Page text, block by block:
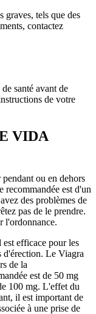
graves, tels que des
contactez
santé avant de
de votre
VIDA
ou en dehors
recommandée est d'un
des problèmes de
pas de le prendre.
l'ordonnance.
efficace pour les
d'érection. Le Viagra
de la
est de 50 mg
100 mg. L'effet du
il est important de
à une prise de